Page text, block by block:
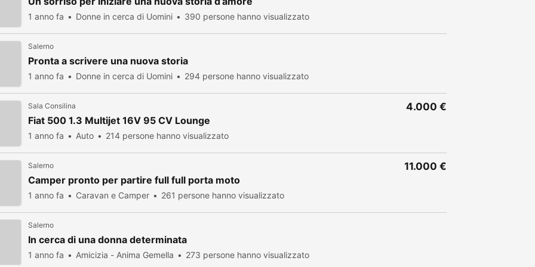
1 anno fa Donne in cerca di Uomini 390 persone hanno visualizzato
Salerno
Pronta a scrivere una nuova storia
1 anno fa Donne in cerca di Uomini 294 persone hanno visualizzato
Sala Consilina
Fiat 500 1.3 Multijet 16V 95 CV Lounge
1 anno fa Auto 214 persone hanno visualizzato
4.000 €
Salerno
Camper pronto per partire full full porta moto
1 anno fa Caravan e Camper 261 persone hanno visualizzato
11.000 €
Salerno
In cerca di una donna determinata
1 anno fa Amicizia - Anima Gemella 273 persone hanno visualizzato